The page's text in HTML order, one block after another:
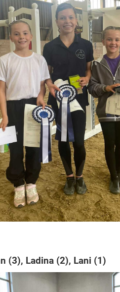
(3), Ladina (2), Lani (1)